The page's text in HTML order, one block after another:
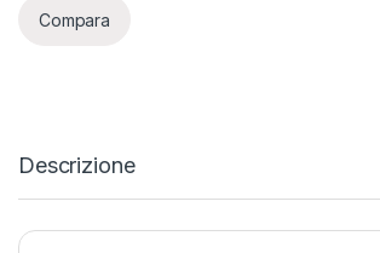
Compara
Descrizione